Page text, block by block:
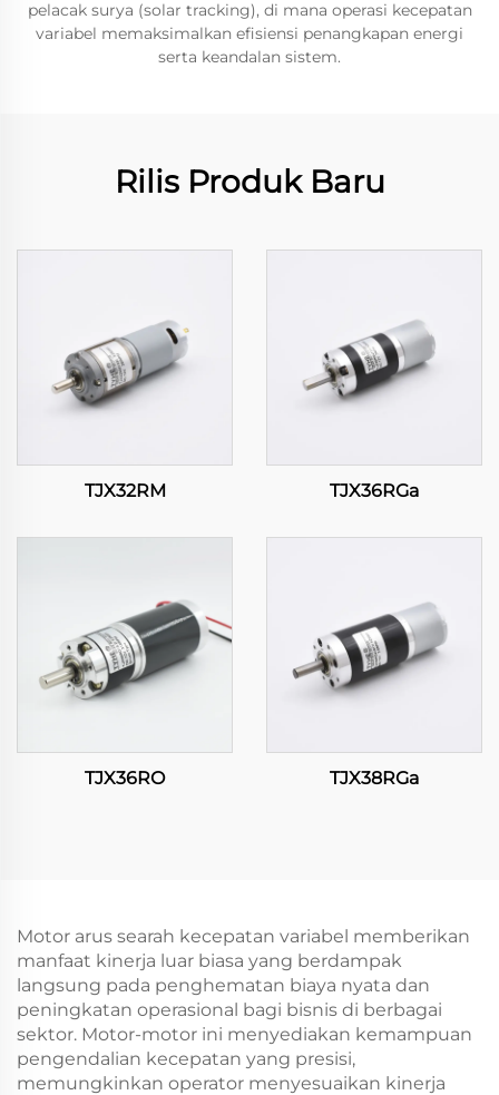
pelacak surya (solar tracking), di mana operasi kecepatan
variabel memaksimalkan efisiensi penangkapan energi
serta keandalan sistem.
Rilis Produk Baru
TJX32RM TJX36RGa
TJX36RO TJX38RGa
Motor arus searah kecepatan variabel memberikan
manfaat kinerja luar biasa yang berdampak
langsung pada penghematan biaya nyata dan
peningkatan operasional bagi bisnis di berbagai
sektor. Motor-motor ini menyediakan kemampuan
pengendalian kecepatan yang presisi,
memungkinkan operator menyesuaikan kinerja